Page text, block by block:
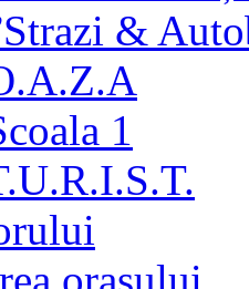
&
1
orasului